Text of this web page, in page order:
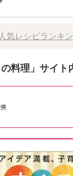
人気レシピランキ
の料理」サイト